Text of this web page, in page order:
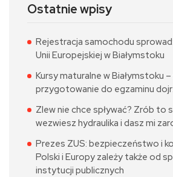
Ostatnie wpisy
Rejestracja samochodu
Unii Europejskiej w Białymstoku
Kursy maturalne w Białymstoku
przygotowanie do egzaminu
Zlew nie chce spływać? Zrób to
wezwiesz hydraulika i dasz mi
Prezes ZUS: bezpieczeństwo i
Polski i Europy zależy także od
instytucji publicznych